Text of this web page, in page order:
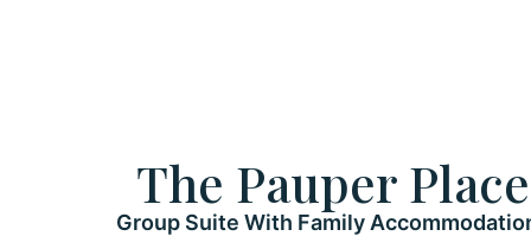
The Pauper Place
Group Suite With Family